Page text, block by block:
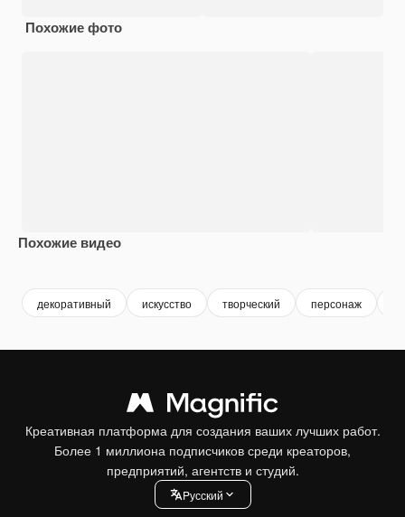
Похожие фото
Похожие видео
декоративный искусство творческий персонаж
Креативная платформа для создания ваших лучших работ.
Более 1 миллиона подписчиков среди креаторов,
предприятий, агентств и студий.
Pусский